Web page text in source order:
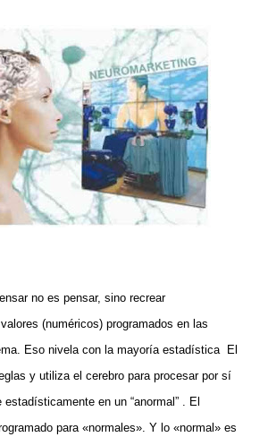
no es pensar, sino recrear
(numéricos) programados en las
Eso nivela con la mayoría estadística El
y utiliza el cerebro para procesar por sí
en un “anormal” . El
para «normales». Y lo «normal» es